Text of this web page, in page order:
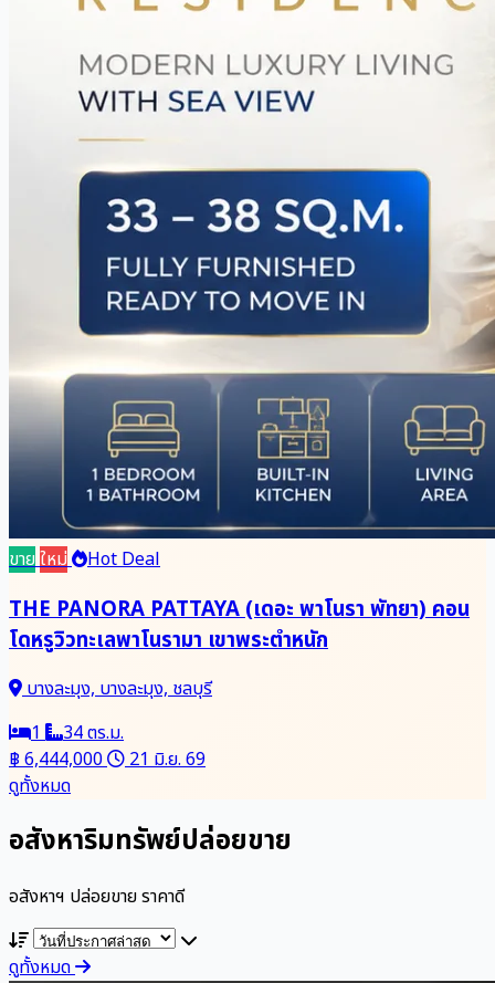
ขายใหม่ Hot Deal
THE PANORA PATTAYA (เดอะ พาโนรา พัทยา) คอน
โดหรูวิวทะเลพาโนรามา เขาพระตำหนัก
บางละมุง, บางละมุง, ชลบุรี
1
34 ตร.ม.
฿ 6,444,000
21 มิ.ย. 69
ดูทั้งหมด
อสังหาริมทรัพย์ปล่อยขาย
อสังหาฯ ปล่อยขาย ราคาดี
ดูทั้งหมด